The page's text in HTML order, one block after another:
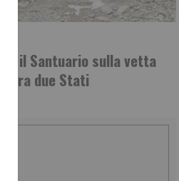
il Santuario sulla vetta
tra due Stati